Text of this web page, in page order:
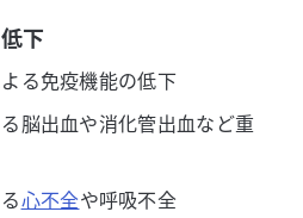
下
る免疫機能の低下
脳出血や消化管出血など重
心不全や呼吸不全